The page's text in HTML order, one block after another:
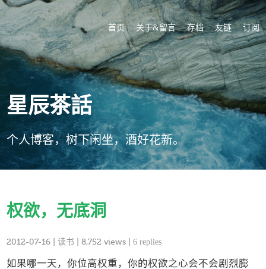
首页 关于&留言 存档 友链 订阅
星辰茶話
个人博客，树下闲坐，酒好花新。
权欲，无底洞
2012-07-16 |读书 | 8,752 views |6 replies
如果哪一天，你位高权重，你的权欲之心会不会剧烈膨